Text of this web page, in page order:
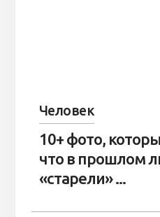
Человек
10+ фото,
что в прошлом
«старели» ...